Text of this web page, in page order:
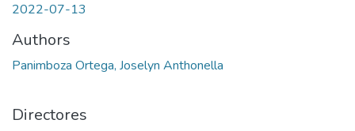
2022-07-13
Authors
Panimboza Ortega, Joselyn Anthonella
Directores